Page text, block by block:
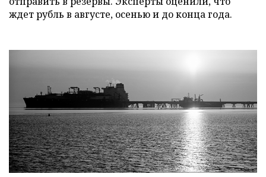
ждет рубль в августе, осенью и до конца года.